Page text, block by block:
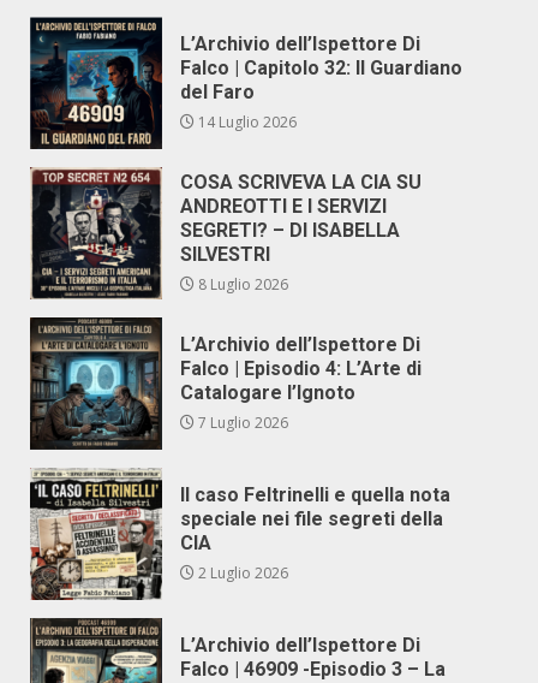
L’Archivio dell’Ispettore Di
Falco | Capitolo 32: Il Guardiano
del Faro
14 Luglio 2026
COSA SCRIVEVA LA CIA SU
ANDREOTTI E I SERVIZI
SEGRETI? – DI ISABELLA
SILVESTRI
8 Luglio 2026
L’Archivio dell’Ispettore Di
Falco | Episodio 4: L’Arte di
Catalogare l’Ignoto
7 Luglio 2026
Il caso Feltrinelli e quella nota
speciale nei file segreti della
CIA
2 Luglio 2026
L’Archivio dell’Ispettore Di
Falco | 46909 -Episodio 3 – La